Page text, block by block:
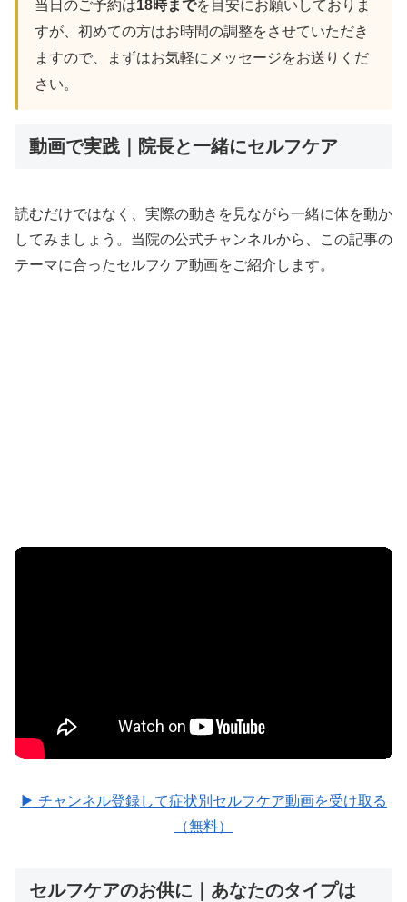
当日のご予約は18時までを目安にお願いしておりま
すが、初めての方はお時間の調整をさせていただき
ますので、まずはお気軽にメッセージをお送りくだ
さい。
動画で実践｜院長と一緒にセルフケア
読むだけではなく、実際の動きを見ながら一緒に体を動か
してみましょう。当院の公式チャンネルから、この記事の
テーマに合ったセルフケア動画をご紹介します。
▶ チャンネル登録して症状別セルフケア動画を受け取る
（無料）
セルフケアのお供に｜あなたのタイプは